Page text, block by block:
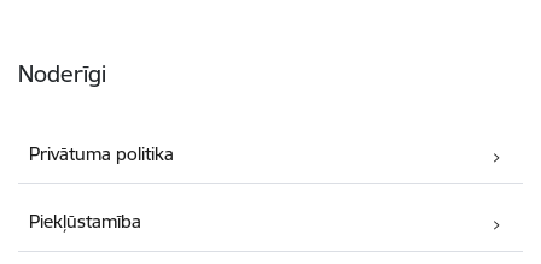
Noderīgi
Privātuma politika
Piekļūstamība